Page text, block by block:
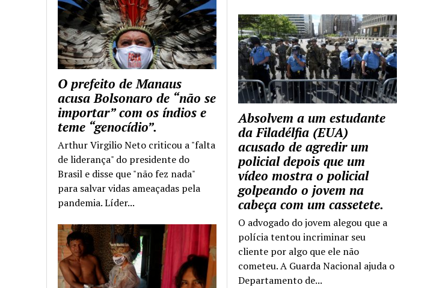
Absolvem a um estudante
da Filadélfia (EUA)
acusado de agredir um
policial depois que um
vídeo mostra o policial
golpeando o jovem na
cabeça com um cassetete.
O advogado do jovem alegou que a
polícia tentou incriminar seu
cliente por algo que ele não
cometeu. A Guarda Nacional ajuda o
Departamento de...
O prefeito de Manaus
acusa Bolsonaro de “não se
importar” com os índios e
teme “genocídio”.
Arthur Virgilio Neto criticou a "falta
de liderança" do presidente do
Brasil e disse que "não fez nada"
para salvar vidas ameaçadas pela
pandemia. Líder...